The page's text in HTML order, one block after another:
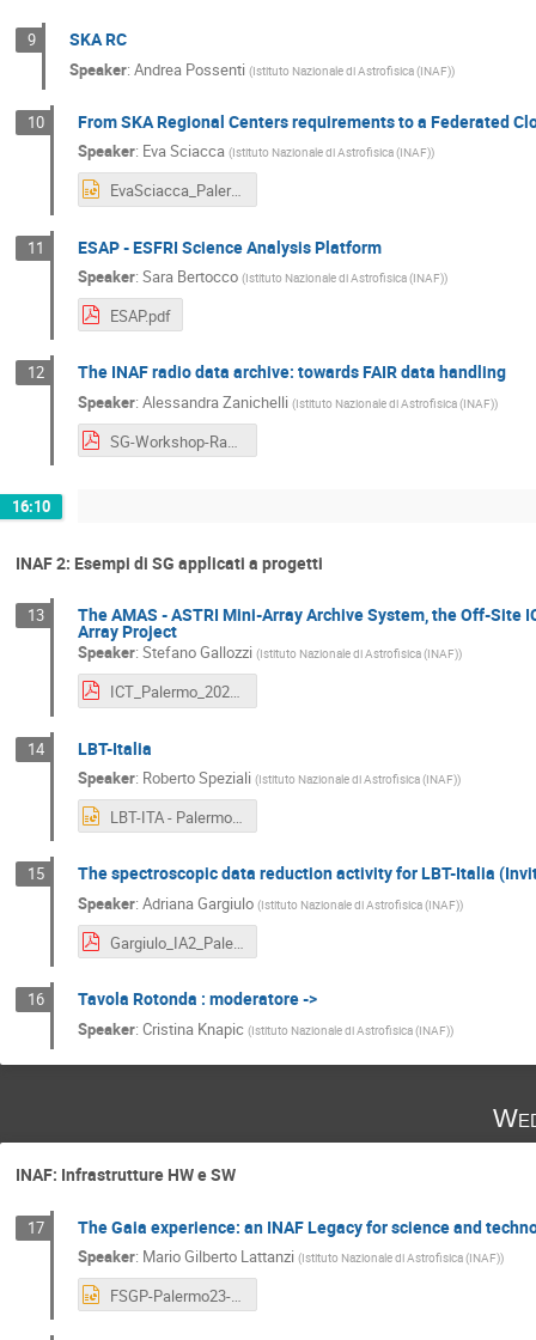
9 SKA RC
Speaker: Andrea Possenti (Istituto Nazionale di Astrofisica (INAF))
10 From SKA Regional Centers requirements to a Federated
Speaker: Eva Sciacca (Istituto Nazionale di Astrofisica (INAF))
EvaSciacca_Palermo2022.pptx
11 ESAP - ESFRI Science Analysis Platform
Speaker: Sara Bertocco (Istituto Nazionale di Astrofisica (INAF))
ESAP.pdf
12 The INAF radio data archive: towards FAIR data handling
Speaker: Alessandra Zanichelli (Istituto Nazionale di Astrofisica (INAF))
16:10
INAF 2: Esempi di SG applicati a progetti
13 The AMAS - ASTRI Mini-Array Archive System, the Off-
Array Project
Speaker: Stefano Gallozzi (Istituto Nazionale di Astrofisica (INAF))
ICT_Palermo_20220523.pdf
14 LBT-Italia
Speaker: Roberto Speziali (Istituto Nazionale di Astrofisica (INAF))
LBT-ITA - Palermo 2022.pptx
15 The spectroscopic data reduction activity for LBT-Italia
Speaker: Adriana Gargiulo (Istituto Nazionale di Astrofisica (INAF))
Gargiulo_IA2_Palermo.pdf
16 Tavola Rotonda : moderatore ->
Speaker: Cristina Knapic (Istituto Nazionale di Astrofisica (INAF))
INAF: Infrastrutture HW e SW
17 The Gaia experience: an INAF Legacy for science and
Speaker: Mario Gilberto Lattanzi (Istituto Nazionale di Astrofisica (INAF))
FSGP-Palermo23-26-Jun2022-MGL.pptx